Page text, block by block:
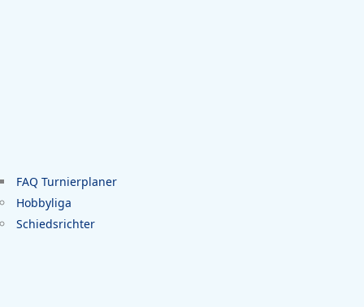
FAQ Turnierplaner
Hobbyliga
Schiedsrichter